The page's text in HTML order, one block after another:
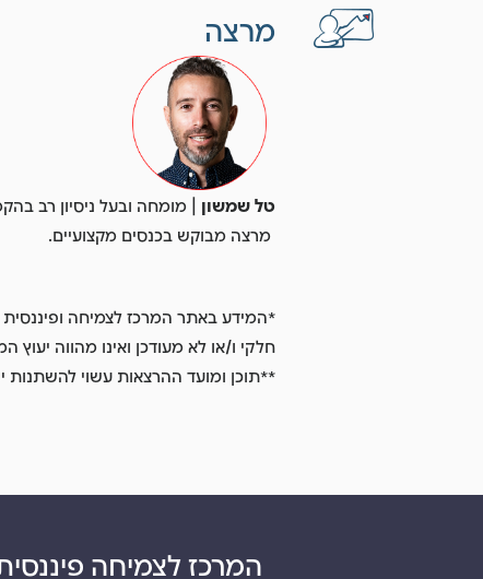
מרצה
טל שמשון | מומחה ובעל ניסיון רב
מרצה מבוקש בכנסים מקצועיים.
*המידע באתר המרכז לצמיחה ופיננסית
חלקי ו/או לא מעודכן ואינו מהווה
**תוכן ומועד ההרצאות עשוי
המרכז לצמיחה